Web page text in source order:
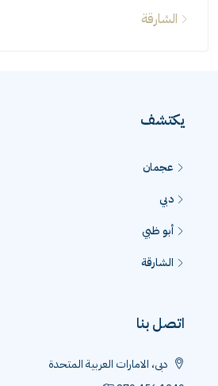
الشارقة
يكتشف
عجمان
دبي
أبو ظبي
الشارقة
اتصل بنا
دبى، الامارات العربية المتحدة